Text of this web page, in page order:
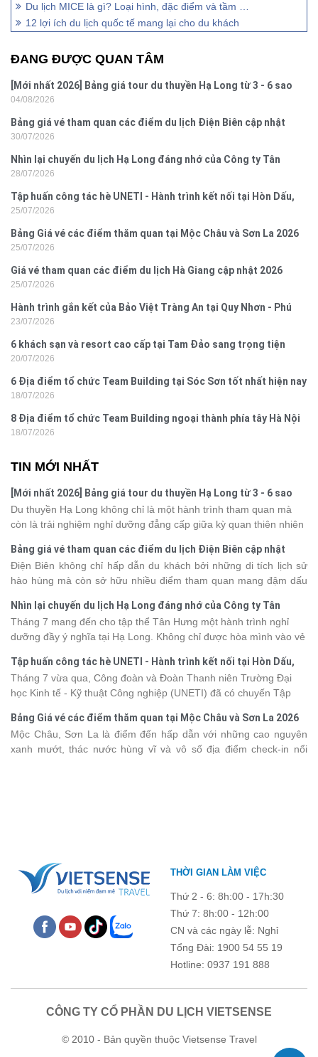
Du lịch MICE là gì? Loại hình, đặc điểm và tầm quan trọng
12 lợi ích du lịch quốc tế mang lại cho du khách
ĐANG ĐƯỢC QUAN TÂM
[Mới nhất 2026] Bảng giá tour du thuyền Hạ Long từ 3 - 6 sao
04/08/2026
Bảng giá vé tham quan các điểm du lịch Điện Biên cập nhật
2026
30/07/2026
Nhìn lại chuyến du lịch Hạ Long đáng nhớ của Công ty Tân
Hưng 2026
28/07/2026
Tập huấn công tác hè UNETI - Hành trình kết nối tại Hòn Dấu,
Đồ Sơn
25/07/2026
Bảng Giá vé các điểm thăm quan tại Mộc Châu và Sơn La 2026
25/07/2026
Giá vé tham quan các điểm du lịch Hà Giang cập nhật 2026
25/07/2026
Hành trình gắn kết của Bảo Việt Tràng An tại Quy Nhơn - Phú
Yên
23/07/2026
6 khách sạn và resort cao cấp tại Tam Đảo sang trọng tiện
nghi
20/07/2026
6 Địa điểm tổ chức Team Building tại Sóc Sơn tốt nhất hiện nay
18/07/2026
8 Địa điểm tổ chức Team Building ngoại thành phía tây Hà Nội
18/07/2026
TIN MỚI NHẤT
[Mới nhất 2026] Bảng giá tour du thuyền Hạ Long từ 3 - 6 sao
Du thuyền Hạ Long không chỉ là một hành trình tham quan mà
còn là trải nghiệm nghỉ dưỡng đẳng cấp giữa kỳ quan thiên nhiên
khác nhau, khiến nhiều du khách băn khoăn khi lựa chọn. Bài viết
dưới đây sẽ cập nhật bảng giá tour du thuyền Hạ Long mới nhất
2026 từ 3 - 6 sao, giúp bạn dễ dàng so sánh và tìm được hành
trình phù hợp với nhu cầu cũng như ngân sách.
Bảng giá vé tham quan các điểm du lịch Điện Biên cập nhật
2026
Điện Biên không chỉ hấp dẫn du khách bởi những di tích lịch sử
hào hùng mà còn sở hữu nhiều điểm tham quan mang đậm dấu
phá vùng đất này, việc cập nhật trước giá vé sẽ giúp bạn chủ
động hơn trong lịch trình và chi phí. Cùng Vietsense Travel tham
khảo bảng giá vé tham quan các điểm du lịch Điện Biênmới nhất
năm 2026 ngay dưới đây.
Nhìn lại chuyến du lịch Hạ Long đáng nhớ của Công ty Tân
Hưng 2026
Tháng 7 mang đến cho tập thể Tân Hưng một hành trình nghỉ
dưỡng đầy ý nghĩa tại Hạ Long. Không chỉ được hòa mình vào vẻ
kết, sẻ chia và lưu giữ nhiều khoảnh khắc đáng nhớ. Hãy cùng
nhìn lại chuyến đi ngập tràn niềm vui và những trải nghiệm khó
quên.
Tập huấn công tác hè UNETI - Hành trình kết nối tại Hòn Dấu,
Đồ Sơn
Tháng 7 vừa qua, Công đoàn và Đoàn Thanh niên Trường Đại
học Kinh tế - Kỹ thuật Công nghiệp (UNETI) đã có chuyến Tập
chỉ là dịp nâng cao kỹ năng và chia sẻ kinh nghiệm công tác,
chương trình còn mang đến những hoạt động giao lưu sôi nổi,
góp phần gắn kết tập thể và lưu giữ nhiều kỷ niệm đáng nhớ.
Bảng Giá vé các điểm thăm quan tại Mộc Châu và Sơn La 2026
Mộc Châu, Sơn La là điểm đến hấp dẫn với những cao nguyên
xanh mướt, thác nước hùng vĩ và vô số địa điểm check-in nổi
THỜI GIAN LÀM VIỆC
Thứ 2 - 6: 8h:00 - 17h:30
Thứ 7: 8h:00 - 12h:00
CN và các ngày lễ: Nghỉ
Tổng Đài: 1900 54 55 19
Hotline: 0937 191 888
CÔNG TY CỔ PHẦN DU LỊCH VIETSENSE
© 2010 - Bản quyền thuộc Vietsense Travel